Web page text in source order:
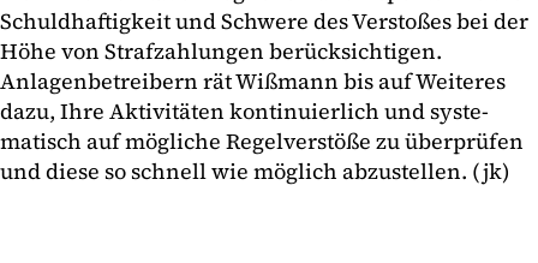
Schuldhaftigkeit und Schwere des Verstoßes bei der
Höhe von Strafzahlungen berücksichtigen.
Anlagenbetreibern rät Wißmann bis auf Weiteres
dazu, Ihre Aktivitäten kontinuierlich und syste­
matisch auf mögliche Regelverstöße zu überprüfen
und diese so schnell wie möglich abzustellen. (jk)